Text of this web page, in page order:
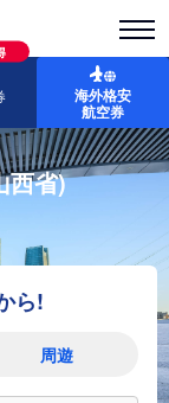
海外格安
航空券
西省)
ら!
周遊